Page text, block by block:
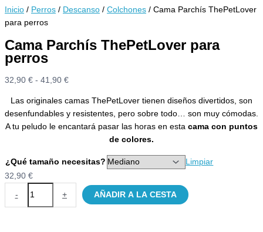
Inicio / Perros / Descanso / Colchones / Cama Parchís ThePetLover
para perros
Cama Parchís ThePetLover para
perros
32,90 € - 41,90 €Rango
precios:
desde
32,90 €
41,90 €
Las originales camas ThePetLover tienen diseños divertidos, son
desenfundables y resistentes, pero sobre todo… son muy cómodas.
A tu peludo le encantará pasar las horas en esta cama con puntos
de colores.
¿Qué tamaño necesitas?
Limpiar
32,90 €
-
Parchís
+ AÑADIR A LA CESTA